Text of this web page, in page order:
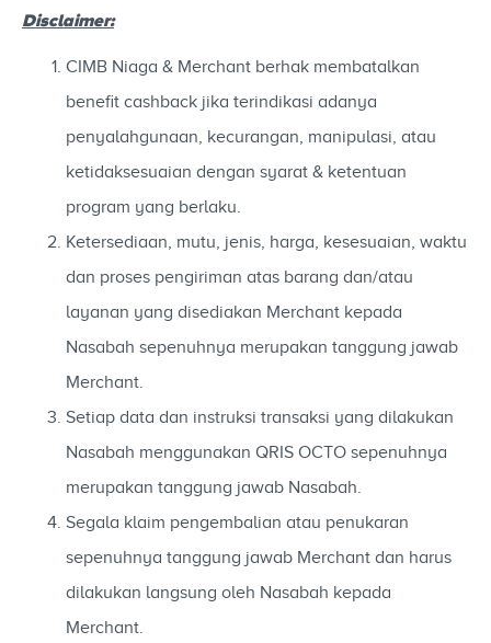
Disclaimer:
CIMB Niaga & Merchant berhak membatalkan
benefit cashback jika terindikasi adanya
penyalahgunaan, kecurangan, manipulasi, atau
ketidaksesuaian dengan syarat & ketentuan
program yang berlaku.
Ketersediaan, mutu, jenis, harga, kesesuaian, waktu
dan proses pengiriman atas barang dan/atau
layanan yang disediakan Merchant kepada
Nasabah sepenuhnya merupakan tanggung jawab
Merchant.
Setiap data dan instruksi transaksi yang dilakukan
Nasabah menggunakan QRIS OCTO sepenuhnya
merupakan tanggung jawab Nasabah.
Segala klaim pengembalian atau penukaran
sepenuhnya tanggung jawab Merchant dan harus
dilakukan langsung oleh Nasabah kepada
Merchant.